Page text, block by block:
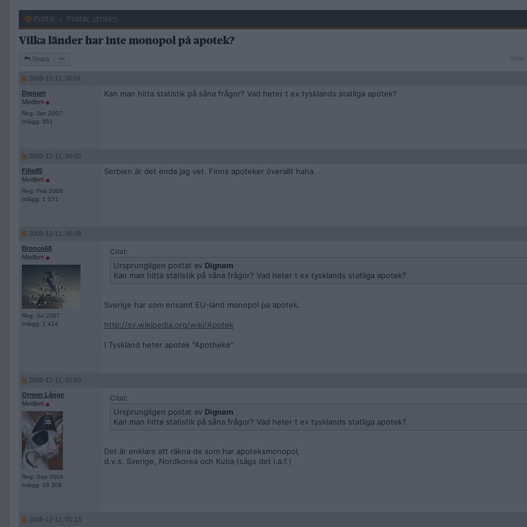
Politik Politik: utrikes
Vilka länder har inte monopol på apotek?
Svara
Sidan
Sidan
2008-12-11, 00:01
Dignam
Medlem
Reg: Jan 2007
Inlägg: 851
Kan man hitta statistik på såna frågor? Vad heter t ex tysklands statliga apotek?
2008-12-11, 00:02
Filip85
Medlem
Reg: Feb 2008
Inlägg: 1 571
Serbien är det enda jag vet. Finns apoteker överallt haha.
2008-12-11, 00:09
Bronco68
Medlem
Reg: Jul 2007
Inlägg: 1 414
Citat:
Ursprungligen postat av Dignam
Kan man hitta statistik på såna frågor? Vad heter t ex tysklands statliga apotek?
Sverige har som ensamt EU-land monopol pa apotek.
http://sv.wikipedia.org/wiki/Apotek
I Tyskland heter apotek "Apotheke".
2008-12-11, 01:03
Ormen Långe
Medlem
Reg: Sep 2004
Inlägg: 18 308
Citat:
Ursprungligen postat av Dignam
Kan man hitta statistik på såna frågor? Vad heter t ex tysklands statliga apotek?
Det är enklare att räkna de som har apoteksmonopol,
d.v.s. Sverige, Nordkorea och Kuba (sägs det i.a.f.)
2008-12-11, 01:13